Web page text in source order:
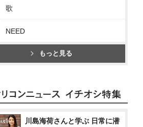
歌
NEED
もっと見る
川島海荷さんと学ぶ 日常に潜